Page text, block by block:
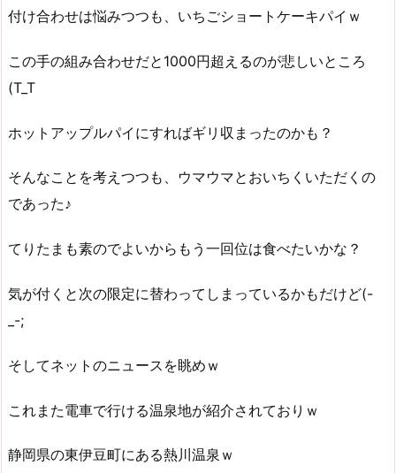
付け合わせは悩みつつも、いちごショートケーキパイｗ
この手の組み合わせだと1000円超えるのが悲しいところ
(T_T
ホットアップルパイにすればギリ収まったのかも？
そんなことを考えつつも、ウマウマとおいちくいただくの
であった♪
てりたまも素のでよいからもう一回位は食べたいかな？
気が付くと次の限定に替わってしまっているかもだけど(-
_-;
そしてネットのニュースを眺めｗ
これまた電車で行ける温泉地が紹介されておりｗ
静岡県の東伊豆町にある熱川温泉ｗ